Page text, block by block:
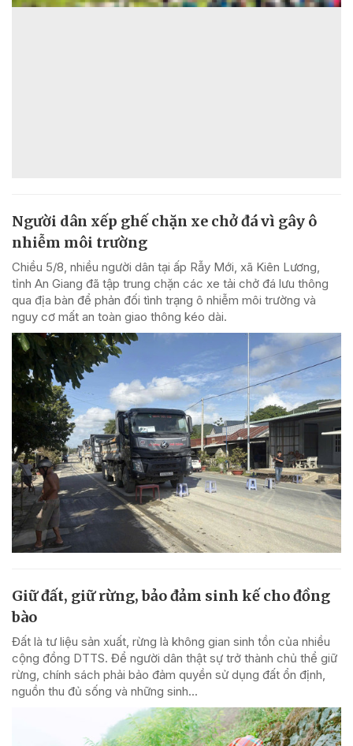
Người dân xếp ghế chặn xe chở đá vì gây ô
nhiễm môi trường
Chiều 5/8, nhiều người dân tại ấp Rẫy Mới, xã Kiên Lương,
tỉnh An Giang đã tập trung chặn các xe tải chở đá lưu thông
qua địa bàn để phản đối tình trạng ô nhiễm môi trường và
nguy cơ mất an toàn giao thông kéo dài.
Giữ đất, giữ rừng, bảo đảm sinh kế cho đồng
bào
Đất là tư liệu sản xuất, rừng là không gian sinh tồn của nhiều
cộng đồng DTTS. Để người dân thật sự trở thành chủ thể giữ
rừng, chính sách phải bảo đảm quyền sử dụng đất ổn định,
nguồn thu đủ sống và những sinh...